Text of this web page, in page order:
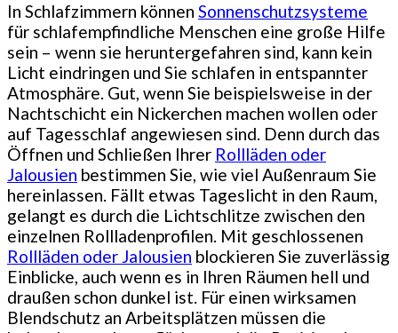
In Schlafzimmern können Sonnenschutzsysteme
für schlafempfindliche Menschen eine große Hilfe
sein – wenn sie heruntergefahren sind, kann kein
Licht eindringen und Sie schlafen in entspannter
Atmosphäre. Gut, wenn Sie beispielsweise in der
Nachtschicht ein Nickerchen machen wollen oder
auf Tagesschlaf angewiesen sind. Denn durch das
Öffnen und Schließen Ihrer Rollläden oder
Jalousien bestimmen Sie, wie viel Außenraum Sie
hereinlassen. Fällt etwas Tageslicht in den Raum,
gelangt es durch die Lichtschlitze zwischen den
einzelnen Rollladenprofilen. Mit geschlossenen
Rollläden oder Jalousien blockieren Sie zuverlässig
Einblicke, auch wenn es in Ihren Räumen hell und
draußen schon dunkel ist. Für einen wirksamen
Blendschutz an Arbeitsplätzen müssen die